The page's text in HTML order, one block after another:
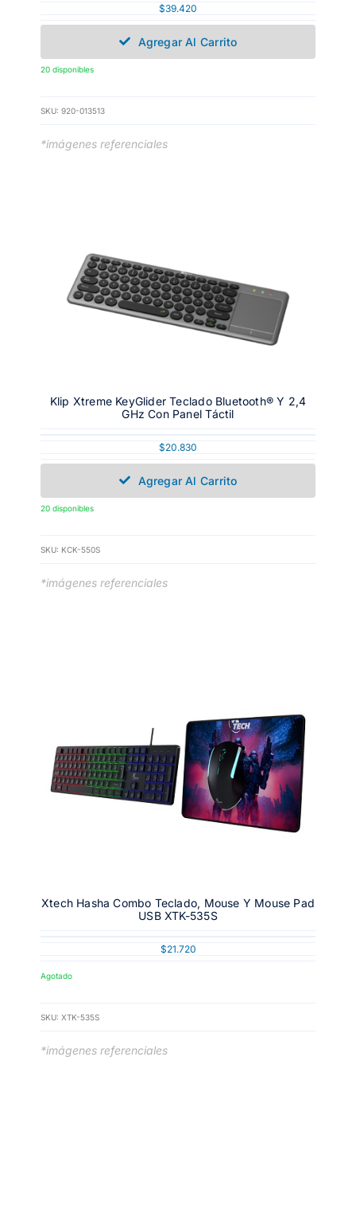
$39.420
Agregar Al Carrito
20 disponibles
SKU: 920-013513
*imágenes referenciales
Klip Xtreme KeyGlider Teclado Bluetooth® Y 2,4
GHz Con Panel Táctil
$20.830
Agregar Al Carrito
20 disponibles
SKU: KCK-550S
*imágenes referenciales
Xtech Hasha Combo Teclado, Mouse Y Mouse Pad
USB XTK-535S
$21.720
Agotado
SKU: XTK-535S
*imágenes referenciales